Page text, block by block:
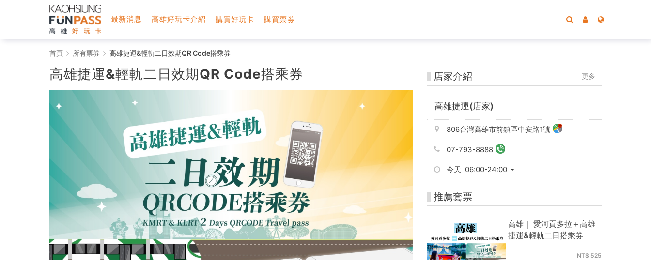
最新消息 高雄好玩卡介紹 購買好玩卡 購買票券
首頁 所有票券 高雄捷運&輕軌二日效期QR Code搭乘券
高雄捷運&輕軌二日效期QR Code搭乘券 店家介紹 更多
高雄捷運(店家)
806台灣高雄市前鎮區中安路1號
07-793-8888
今天 06:00-24:00
推薦套票
高雄｜ 愛河貢多拉＋高雄
捷運&輕軌二日搭乘券
NT$ 525